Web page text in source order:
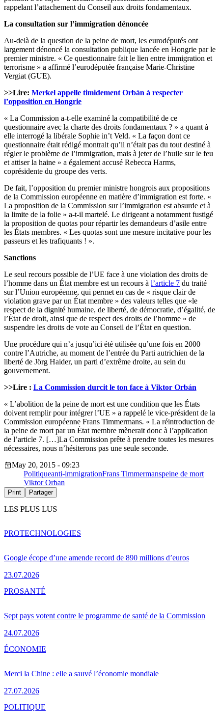
rappelant l’attachement du Conseil aux droits fondamentaux.
La consultation sur l’immigration dénoncée
Au-delà de la question de la peine de mort, les eurodéputés ont
largement dénoncé la consultation publique lancée en Hongrie par le
premier ministre. « Ce questionnaire fait le lien entre immigration et
terrorisme » a affirmé l’eurodéputée française Marie-Christine
Vergiat (GUE).
>>Lire: Merkel appelle timidement Orbán à respecter
l’opposition en Hongrie
« La Commission a-t-elle examiné la compatibilité de ce
questionnaire avec la charte des droits fondamentaux ? » a quant à
elle interrogé la libérale Sophie in’t Veld. « La façon dont ce
questionnaire était rédigé montrait qu’il n’était pas du tout destiné à
régler le problème de l’immigration, mais à jeter de l’huile sur le feu
et attiser la haine » a également accusé Rebecca Harms,
coprésidente du groupe des verts.
De fait, l’opposition du premier ministre hongrois aux propositions
de la Commission européenne en matière d’immigration est forte. «
La proposition de la Commission sur l’immigration est absurde et à
la limite de la folie » a-t-il martelé. Le dirigeant a notamment fustigé
la proposition de quotas pour répartir les demandeurs d’asile entre
les États membres. « Les quotas sont une mesure incitative pour les
passeurs et les trafiquants ! ».
Sanctions
Le seul recours possible de l’UE face à une violation des droits de
l’homme dans un État membre est un recours à l’article 7 du traité
sur l’Union européenne, qui permet en cas de « risque clair de
violation grave par un État membre » des valeurs telles que «le
respect de la dignité humaine, de liberté, de démocratie, d’égalité, de
l’État de droit, ainsi que de respect des droits de l’homme » de
suspendre les droits de vote au Conseil de l’État en question.
Une procédure qui n’a jusqu’ici été utilisée qu’une fois en 2000
contre l’Autriche, au moment de l’entrée du Parti autrichien de la
liberté de Jörg Haider, un parti d’extrême droite, au sein du
gouvernement.
>>Lire : La Commission durcit le ton face à Viktor Orbán
« L’abolition de la peine de mort est une condition que les États
doivent remplir pour intégrer l’UE » a rappelé le vice-président de la
Commission européenne Frans Timmermans. « La réintroduction de
la peine de mort par un État membre mènerait donc à l’application
de l’article 7. […]La Commission prête à prendre toutes les mesures
nécessaires, nous n’hésiterons pas une seule seconde.
May 20, 2015 - 09:23
Politiqueanti-immigrationFrans Timmermanspeine de mort
Viktor Orban
Print Partager
LES PLUS LUS
Google écope d’une amende record de 890 millions d’euros
23.07.2026
PROTECHNOLOGIES
Sept pays votent contre le programme de santé de la Commission
24.07.2026
PROSANTÉ
Merci la Chine : elle a sauvé l’économie mondiale
27.07.2026
ÉCONOMIE
POLITIQUE